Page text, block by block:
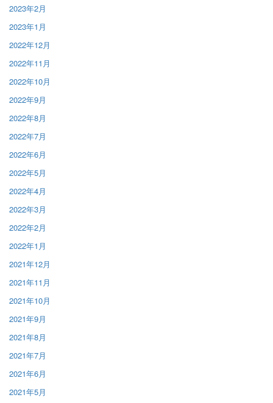
2023年2月
2023年1月
2022年12月
2022年11月
2022年10月
2022年9月
2022年8月
2022年7月
2022年6月
2022年5月
2022年4月
2022年3月
2022年2月
2022年1月
2021年12月
2021年11月
2021年10月
2021年9月
2021年8月
2021年7月
2021年6月
2021年5月